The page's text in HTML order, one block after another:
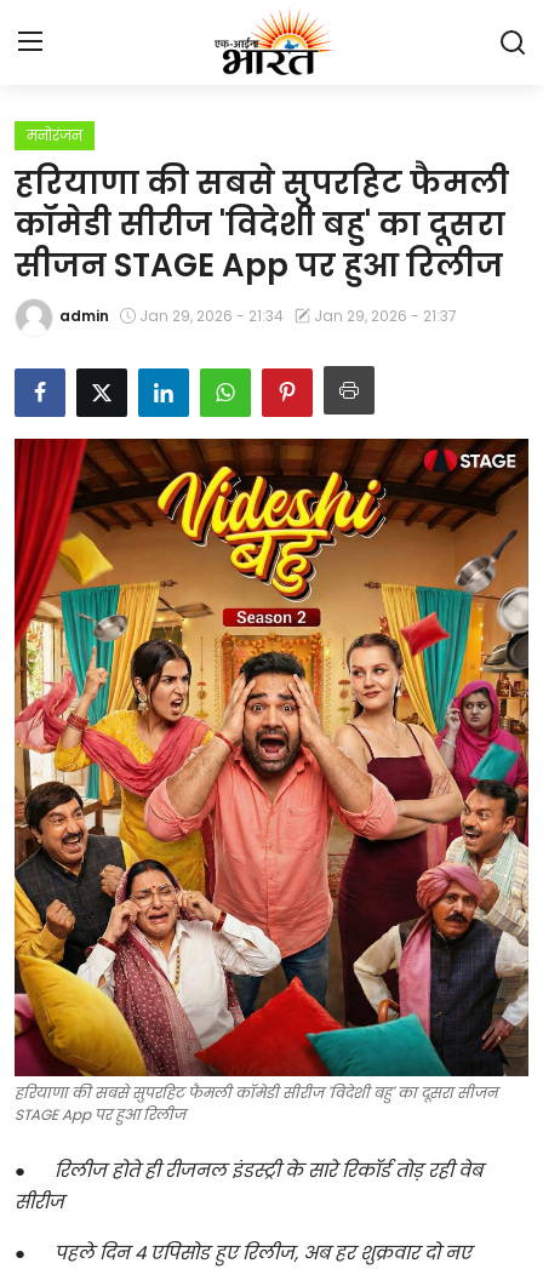
Home
प्रेस रिलीज़
देश
राजस्थान
लाइफस्टाइल
Contact
मनोरंजन
टेक्नोलॉजी
खेल
फैशन
संपादकीय
बिज़नेस
मनोरंजन
हरियाणा की सबसे सुपरहिट फैमली
कॉमेडी सीरीज 'विदेशी बहु' का दूसरा
सीजन STAGE App पर हुआ रिलीज
admin Jan 29, 2026 - 21:34 Jan 29, 2026 - 21:37
हरियाणा की सबसे सुपरहिट फैमली कॉमेडी सीरीज 'विदेशी बहु' का दूसरा सीजन
STAGE App पर हुआ रिलीज
●
रिलीज होते ही रीजनल इंडस्ट्री के सारे रिकॉर्ड तोड़ रही वेब
सीरीज
●
पहले दिन 4 एपिसोड हुए रिलीज, अब हर शुक्रवार दो नए